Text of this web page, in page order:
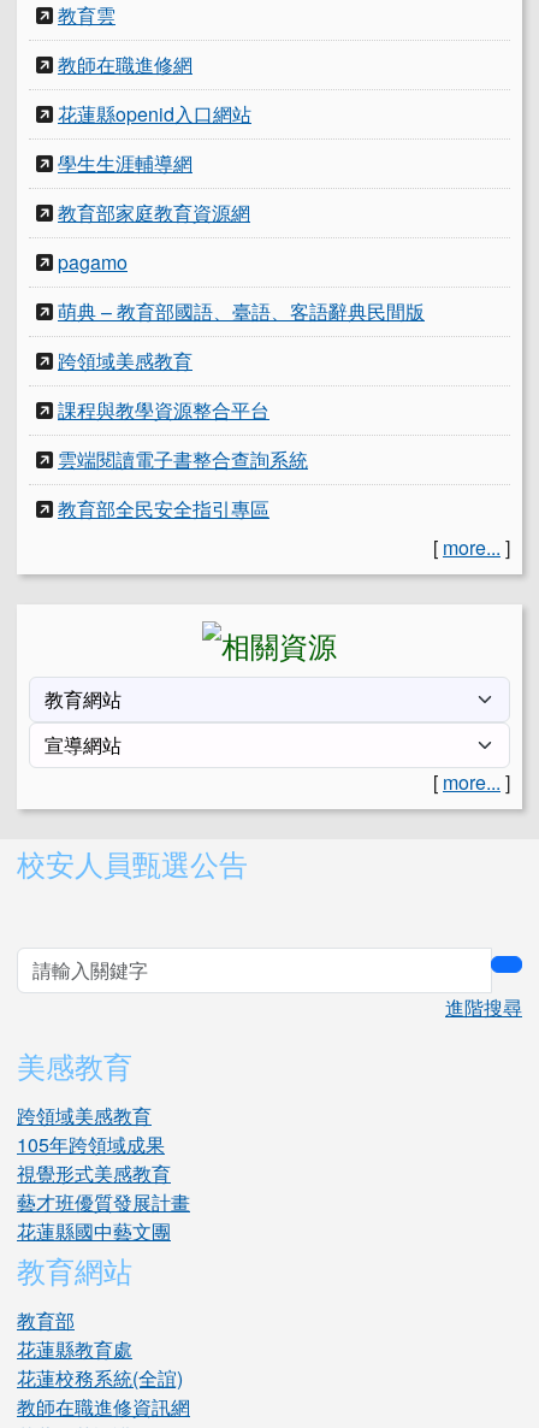
教育雲
教師在職進修網
花蓮縣openid入口網站
學生生涯輔導網
教育部家庭教育資源網
pagamo
萌典 – 教育部國語、臺語、客語辭典民間版
跨領域美感教育
課程與教學資源整合平台
雲端閱讀電子書整合查詢系統
教育部全民安全指引專區
[ more... ]
[ more... ]
右邊區域內容
校安人員甄選公告
進階搜尋
美感教育
跨領域美感教育
105年跨領域成果
視覺形式美感教育
藝才班優質發展計畫
花蓮縣國中藝文團
教育網站
教育部
花蓮縣教育處
花蓮校務系統(全誼)
教師在職進修資訊網